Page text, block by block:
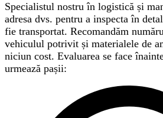
Specialistul nostru în logistică și
adresa dvs. pentru a inspecta în
fie transportat. Recomandăm
vehiculul potrivit și materialele de
niciun cost. Evaluarea se face
urmează pașii: